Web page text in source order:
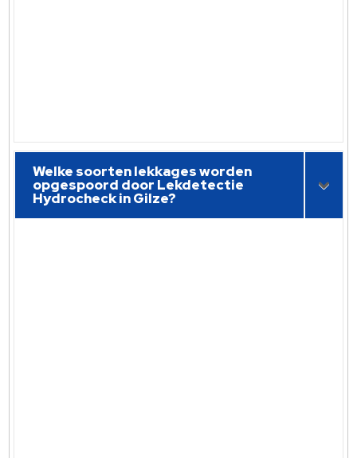
Welke soorten lekkages worden
opgespoord door Lekdetectie
Hydrocheck in Gilze?